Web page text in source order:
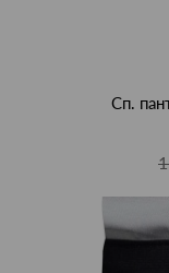
Сп.